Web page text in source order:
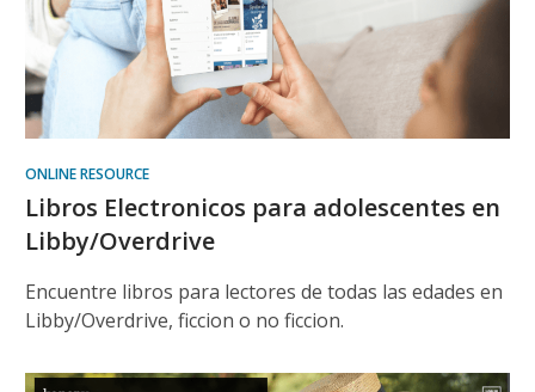
ONLINE RESOURCE
Libros Electronicos para adolescentes en
Libby/Overdrive
Encuentre libros para lectores de todas las edades en
Libby/Overdrive, ficcion o no ficcion.